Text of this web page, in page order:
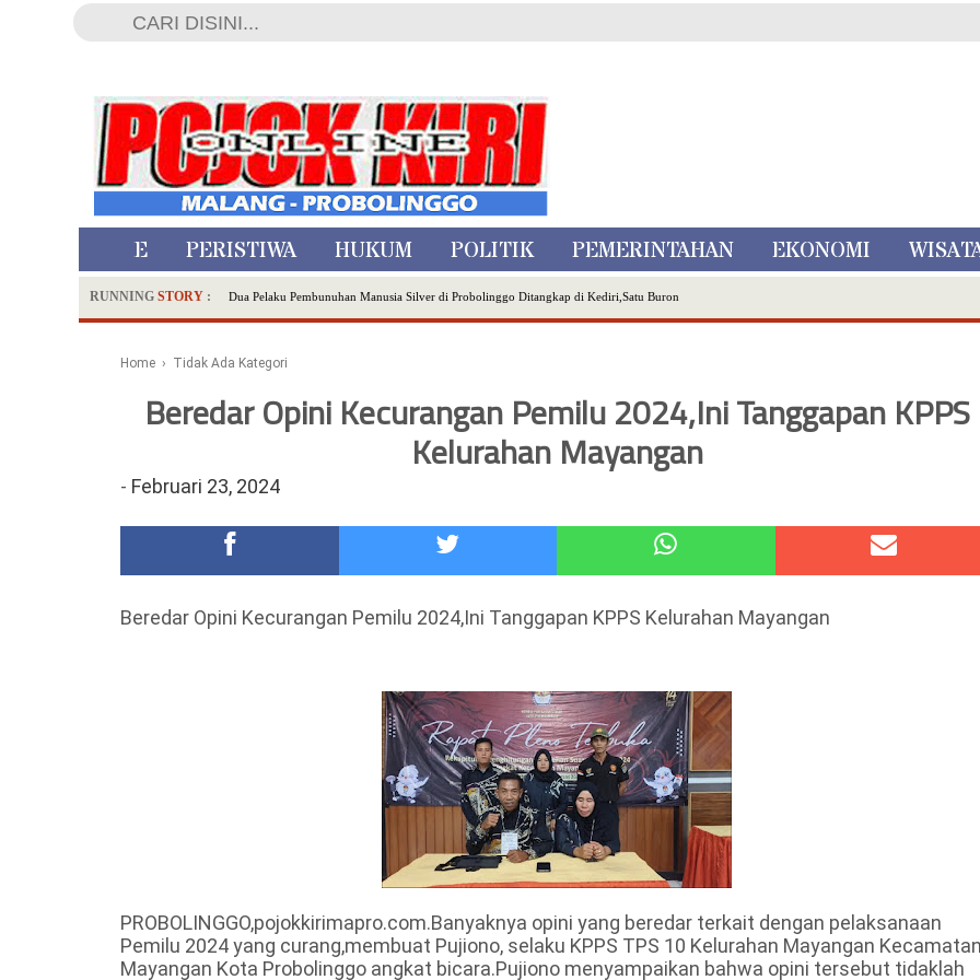
HOME PERISTIWA HUKUM POLITIK PEMERINTAHAN EKONOMI
RUNNING STORY : Dua Pelaku Pembunuhan Manusia Silver di Probolinggo Ditangkap di Kediri,Satu Buron
SDN Sumberejo 02 Kota Batu Kembangkan Program Inovasi Literasi Melalui LASKAR JODA, Usung Filosofi Gelar Sehelai Tikar
Polsek Wonoasih Perkuat Ketahanan Pangan Lewat Dialog Bersama Petani
RILIS RAPAT PLENO TERBUKA PEMUTAKHIRAN DATA PEMILIH BERKELANJUTAN (PDPB) TRIWULAN II
Tugu Tirta Usung 'Smart Water City' di Indonesia City Expo APEKSI XVIII Medan
Meriah,Peringati Hari Bhayangkara ke-80,Polres Batu Gelar Kapolres Cup 9 Ball Tournament,Gandeng Carabao Bistro & Pool Batu HQ Total
Healing-Healing Ke-Malang Batu Jangan Lupa Mampir Ke-Waroeng Tani Dau Malang,Dijamin Ketagihan,Ini Sebabnya
Home › Tidak Ada Kategori
Beredar Opini Kecurangan Pemilu 2024,Ini Tanggapan KPPS
Kelurahan Mayangan
- Februari 23, 2024
Beredar Opini Kecurangan Pemilu 2024,Ini Tanggapan KPPS Kelurahan Mayangan
PROBOLINGGO,pojokkirimapro.com.Banyaknya opini yang beredar terkait dengan pelaksanaan
Pemilu 2024 yang curang,membuat Pujiono, selaku KPPS TPS 10 Kelurahan Mayangan
Mayangan Kota Probolinggo angkat bicara.Pujiono menyampaikan bahwa opini tersebut tidaklah